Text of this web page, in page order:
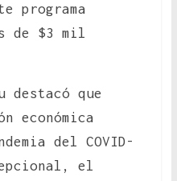
programa
de $3 mil
que
económica
del COVID-
el